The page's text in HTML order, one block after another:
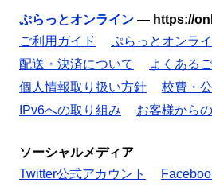
ぷらっとオンライン — https://
ご利用ガイド
ぷらっとオンラ
配送・決済について
よくある
個人情報取り扱い方針
校費・
IPv6への取り組み
お客様から
ソーシャルメディア
Twitter公式アカウント